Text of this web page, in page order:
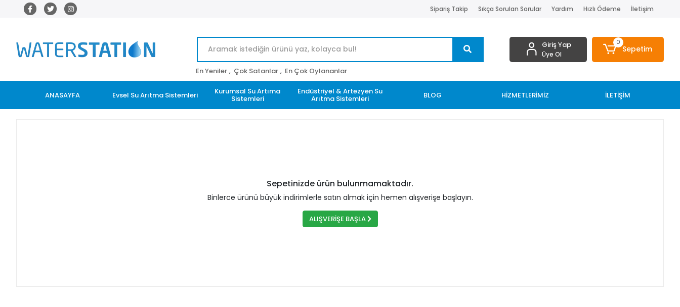
Sipariş Takip Sıkça Sorulan Sorular Yardım Hızlı Ödeme İletişim
En Yeniler , Çok Satanlar , En Çok Oylananlar
Giriş Yap
Üye Ol
0
Sepetim
ANASAYFA Evsel Su Arıtma Sistemleri Kurumsal Su Artıma
Sistemleri
Endüstriyel & Artezyen Su
Arıtma Sistemleri BLOG HİZMETLERİMİZ İLETİŞİM
Sepetinizde ürün bulunmamaktadır.
Binlerce ürünü büyük indirimlerle satın almak için hemen alışverişe başlayın.
ALIŞVERİŞE BAŞLA